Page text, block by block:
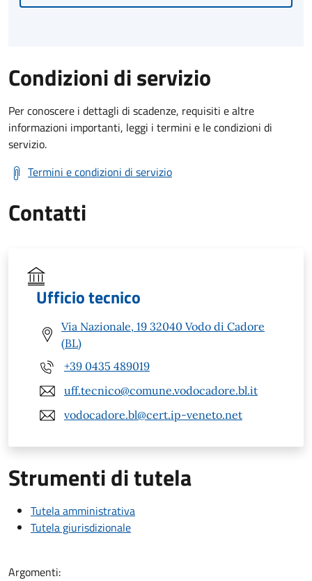
Condizioni di servizio
Per conoscere i dettagli di scadenze, requisiti e altre
informazioni importanti, leggi i termini e le condizioni di
servizio.
Termini e condizioni di servizio
Contatti
Ufficio tecnico
Via Nazionale, 19 32040 Vodo di Cadore
(BL)
+39 0435 489019
uff.tecnico@comune.vodocadore.bl.it
vodocadore.bl@cert.ip-veneto.net
Strumenti di tutela
Tutela amministrativa
Tutela giurisdizionale
Argomenti: